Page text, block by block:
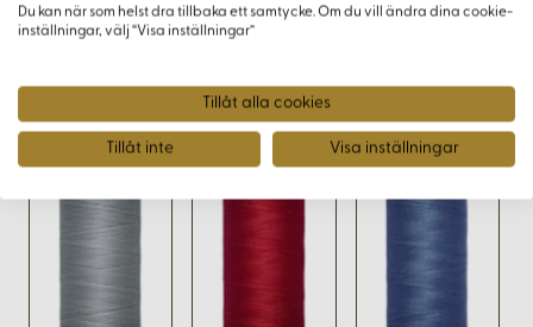
Du kan när som helst dra tillbaka ett samtycke. Om du vill ändra dina cookie-
inställningar, välj “Visa inställningar”
Tillåt alla cookies
Tillåt inte Visa inställningar